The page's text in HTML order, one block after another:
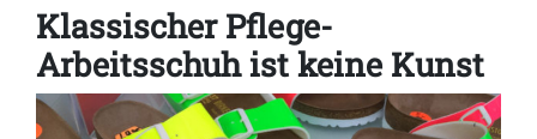
Klassischer Pflege-
Arbeitsschuh ist keine Kunst